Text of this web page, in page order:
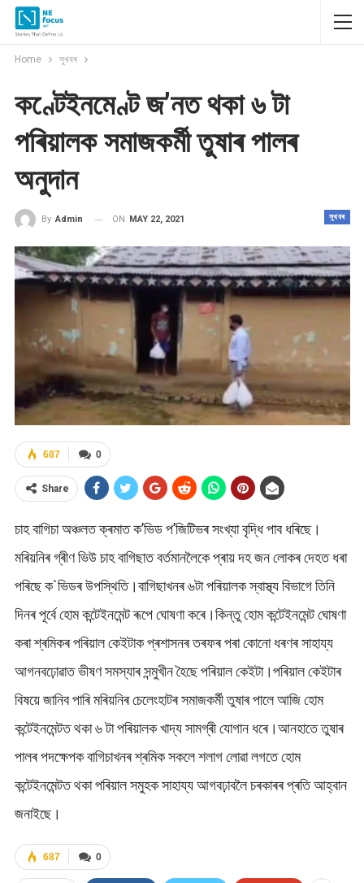
Home সুখবৰ
কণ্টেইনমেণ্ট জ’নত থকা ৬‌ টা
পৰিয়ালক সমাজকৰ্মী তুষাৰ পালৰ
অনুদান
সুখবৰ
By Admin ON MAY 22, 2021
0
687
Share
চাহ বাগিচা অঞ্চলত ক্ৰমাত ক’ভিড প’জিটিভৰ সংখ্যা বৃদ্ধি পাব ধৰিছে।
মৰিয়নিৰ গ্ৰীণ ভিউ চাহ বাগিছাত বৰ্তমানলৈকে প্ৰায় দহ জন লোকৰ দেহত ধৰা
পৰিছে ক`ভিডৰ উপস্থিতি।বাগিছাখনৰ ৬টা পৰিয়ালক স্বাস্থ্য বিভাগে তিনি
দিনৰ পূৰ্বে হোম কন্টেইনমেন্ট ৰূপে ঘোষণা কৰে।কিন্তু হোম কন্টেইনমেন্ট ঘোষণা
কৰা শ্ৰমিকৰ পৰিয়াল কেইটাক প্ৰশাসনৰ তৰফৰ পৰা কোনো ধৰণৰ সাহায্য
আগনবঢ়োৱাত ভীষণ সমস্যাৰ সন্মুখীন হৈছে পৰিয়াল কেইটা।পৰিয়াল কেইটাৰ
বিষয়ে জানিব পাৰি মৰিয়নিৰ চেলেংহাটৰ সমাজকৰ্মী তুষাৰ পালে আজি হোম
কন্টেইনমেন্টত থকা ৬ টা পৰিয়ালক খাদ্য সামগ্ৰী যোগান ধৰে।আনহাতে তুষাৰ
পালৰ পদক্ষেপক বাগিচাখনৰ শ্ৰমিক সকলে শলাগ লোৱা লগতে হোম
কন্টেইনমেন্টত থকা পৰিয়াল সমুহক সাহায্য আগবঢ়াবলৈ চৰকাৰৰ প্ৰতি আহ্বান
জনাইছে।
0
687